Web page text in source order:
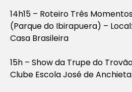
14h15 – Roteiro Três
(Parque do Ibirapuera) –
Casa Brasileira
15h – Show da Trupe do
Clube Escola José de Anchieta